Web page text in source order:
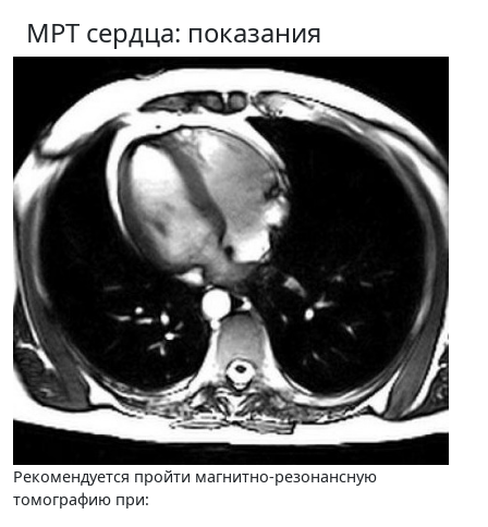
МРТ сердца: показания
Рекомендуется пройти магнитно-резонансную
томографию при: